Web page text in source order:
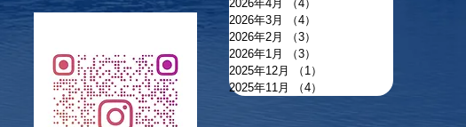
2026年4月
（4）
2026年3月
（4）
2026年2月
（3）
2026年1月
（3）
2025年12月
（1）
2025年11月
（4）